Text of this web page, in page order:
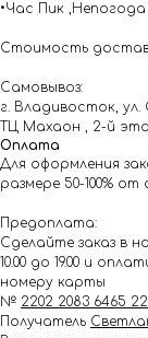
•Час Пик
Стоимость
Самовывоз:
г. Владивосток,
ТЦ Махаон , 2-й
Оплата
Для оформления
размере 50-100%
Предоплата:
Сделайте заказ в
10.00 до 19.00 и
номеру карты
№ 2202 2083 6465
Получатель